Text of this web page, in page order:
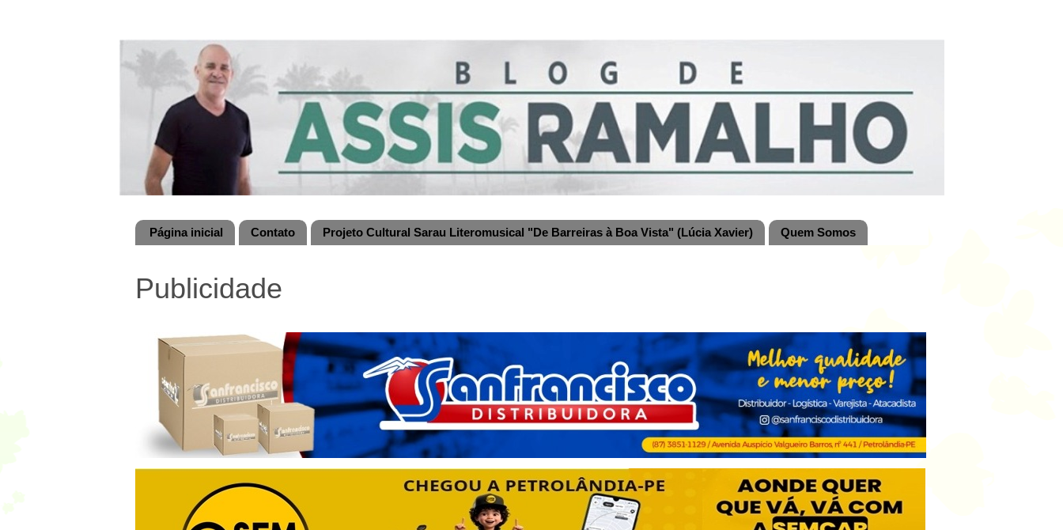
Página inicial Contato Projeto Cultural Sarau Literomusical "De Barreiras à Boa Vista" (Lúcia Xavier) Quem Somos
Publicidade